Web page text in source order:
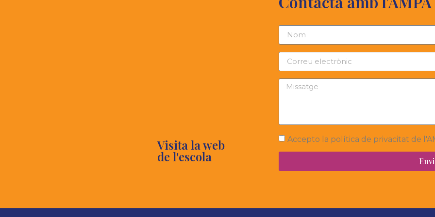
Visita la web
de l'escola
Accepto la política de privacitat de